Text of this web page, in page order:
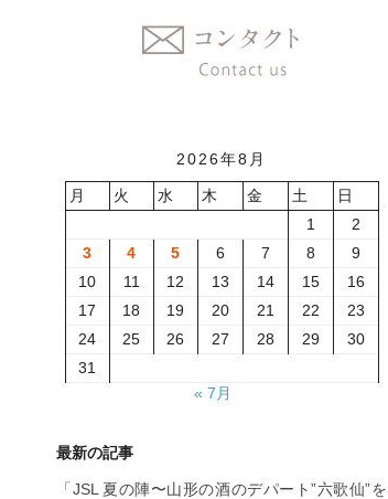
2026年8月
月 火 水 木 金 土
日
1
2
3
4 5 6 7 8
9
10
11 12 13 14 15
16
17
18 19 20 21 22
23
24
25 26 27 28 29
30
31
« 7月
最新の記事
「JSL 夏の陣〜山形の酒のデパート”六歌仙”を